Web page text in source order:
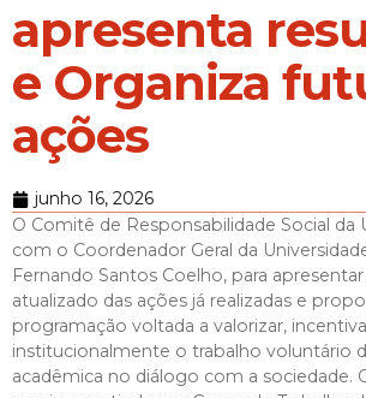
apresenta
e Organiza
ações
junho 16, 2026
O Comitê de Responsabilidade Social da
com o Coordenador Geral da
Fernando Santos Coelho, para
atualizado das ações já realizadas e
programação voltada a valorizar,
institucionalmente o trabalho voluntário
acadêmica no diálogo com a sociedade.